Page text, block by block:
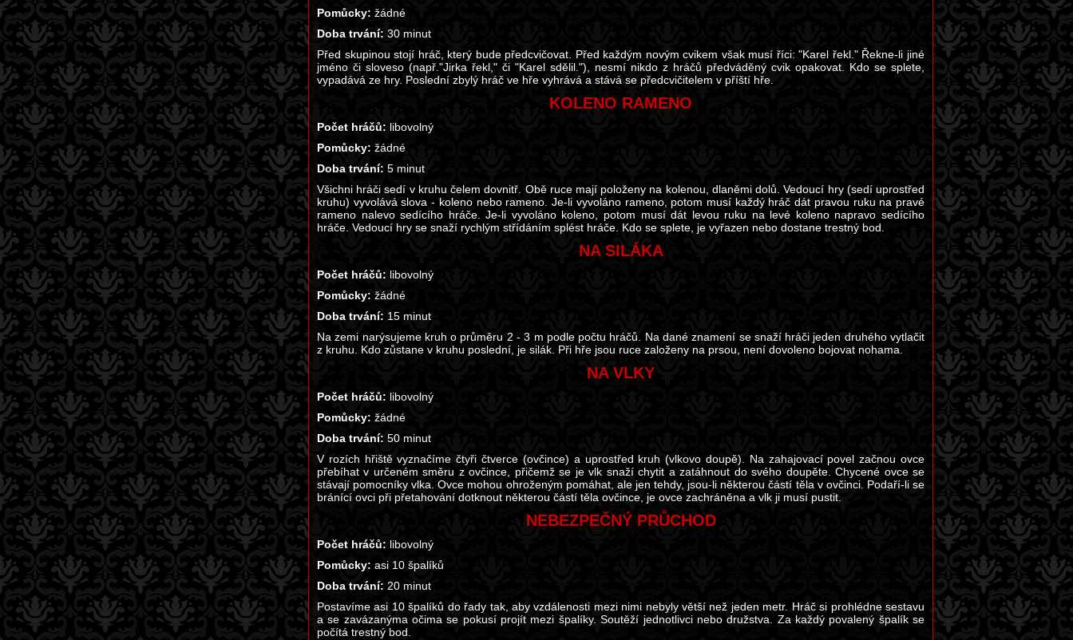
Pomůcky: žádné
Doba trvání: 30 minut
Před skupinou stojí hráč, který bude předcvičovat. Před každým novým cvikem však musí říci: "Karel řekl." Řekne-li jiné
jméno či sloveso (např."Jirka řekl," či "Karel sdělil."), nesmí nikdo z hráčů předváděný cvik opakovat. Kdo se splete,
vypadává ze hry. Poslední zbylý hráč ve hře vyhrává a stává se předcvičitelem v příští hře.
KOLENO RAMENO
Počet hráčů: libovolný
Pomůcky: žádné
Doba trvání: 5 minut
Všichni hráči sedí v kruhu čelem dovnitř. Obě ruce mají položeny na kolenou, dlaněmi dolů. Vedoucí hry (sedí uprostřed
kruhu) vyvolává slova - koleno nebo rameno. Je-li vyvoláno rameno, potom musí každý hráč dát pravou ruku na pravé
rameno nalevo sedícího hráče. Je-li vyvoláno koleno, potom musí dát levou ruku na levé koleno napravo sedícího
hráče. Vedoucí hry se snaží rychlým střídáním splést hráče. Kdo se splete, je vyřazen nebo dostane trestný bod.
NA SILÁKA
Počet hráčů: libovolný
Pomůcky: žádné
Doba trvání: 15 minut
Na zemi narýsujeme kruh o průměru 2 - 3 m podle počtu hráčů. Na dané znamení se snaží hráči jeden druhého vytlačit
z kruhu. Kdo zůstane v kruhu poslední, je silák. Při hře jsou ruce založeny na prsou, není dovoleno bojovat nohama.
NA VLKY
Počet hráčů: libovolný
Pomůcky: žádné
Doba trvání: 50 minut
V rozích hřiště vyznačíme čtyři čtverce (ovčince) a uprostřed kruh (vlkovo doupě). Na zahajovací povel začnou ovce
přebíhat v určeném směru z ovčince, přičemž se je vlk snaží chytit a zatáhnout do svého doupěte. Chycené ovce se
stávají pomocníky vlka. Ovce mohou ohroženým pomáhat, ale jen tehdy, jsou-li některou částí těla v ovčinci. Podaří-li se
bránící ovci při přetahování dotknout některou částí těla ovčince, je ovce zachráněna a vlk ji musí pustit.
NEBEZPEČNÝ PRŮCHOD
Počet hráčů: libovolný
Pomůcky: asi 10 špalíků
Doba trvání: 20 minut
Postavíme asi 10 špalíků do řady tak, aby vzdálenosti mezi nimi nebyly větší než jeden metr. Hráč si prohlédne sestavu
a se zavázanýma očima se pokusí projít mezi špalíky. Soutěží jednotlivci nebo družstva. Za každý povalený špalík se
počítá trestný bod.